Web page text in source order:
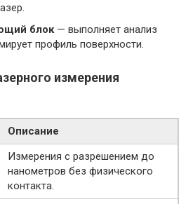
блок— выполняет анализ
профиль поверхности.
измерения
Описание
Измерения с разрешением до
нанометров без физического
контакта.